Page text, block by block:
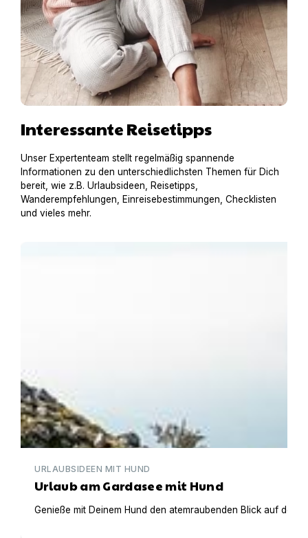
Interessante Reisetipps
Unser Expertenteam stellt regelmäßig spannende
Informationen zu den unterschiedlichsten Themen für Dich
bereit, wie z.B. Urlaubsideen, Reisetipps,
Wanderempfehlungen, Einreisebestimmungen, Checklisten
und vieles mehr.
URLAUBSIDEEN MIT HUND
Urlaub am Gardasee mit Hund
Genieße mit Deinem Hund den atemraubenden Blick auf den